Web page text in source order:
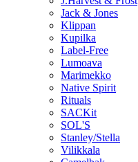
Jack & Jones
Klippan
Kupilka
Label-Free
Lumoava
Marimekko
Native Spirit
Rituals
SACKit
SOL'S
Stanley/Stella
Vilikkala